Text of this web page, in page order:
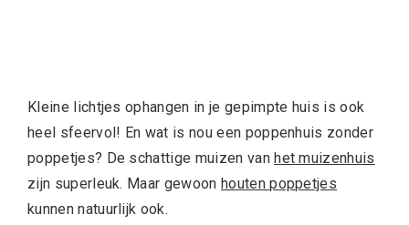
Kleine lichtjes ophangen in je gepimpte huis is ook
heel sfeervol! En wat is nou een poppenhuis zonder
poppetjes? De schattige muizen van het muizenhuis
zijn superleuk. Maar gewoon houten poppetjes
kunnen natuurlijk ook.